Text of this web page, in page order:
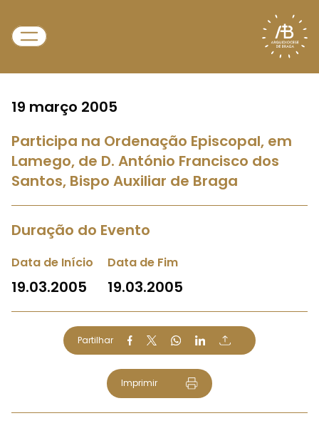
19 março 2005
Participa na Ordenação Episcopal, em
Lamego, de D. António Francisco dos
Santos, Bispo Auxiliar de Braga
Duração do Evento
Data de Início
19.03.2005
Data de Fim
19.03.2005
Partilhar
Imprimir